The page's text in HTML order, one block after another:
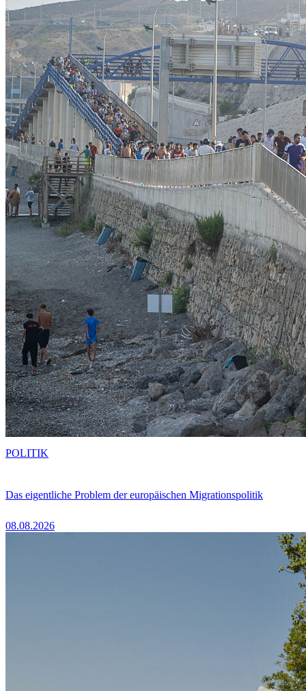
Das eigentliche Problem der europäischen Migrationspolitik
08.08.2026
POLITIK